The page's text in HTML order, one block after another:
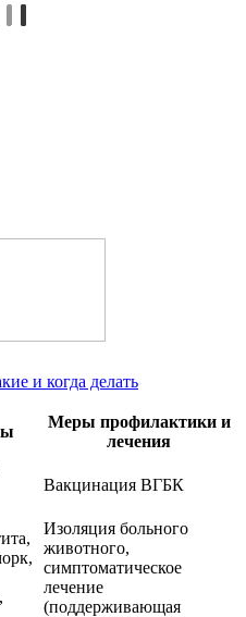
и когда делать
Меры профилактики и
лечения
Вакцинация ВГБК
Изоляция больного
животного,
симптоматическое
лечение
(поддерживающая